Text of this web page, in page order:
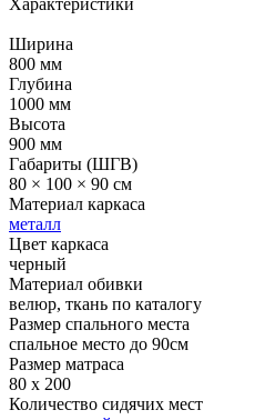
Ширина
800 мм
Глубина
1000 мм
Высота
900 мм
Габариты (ШГВ)
80 × 100 × 90 см
Материал каркаса
металл
Цвет каркаса
черный
Материал обивки
велюр, ткань по каталогу
Размер спального места
спальное место до 90см
Размер матраса
80 x 200
Количество сидячих мест